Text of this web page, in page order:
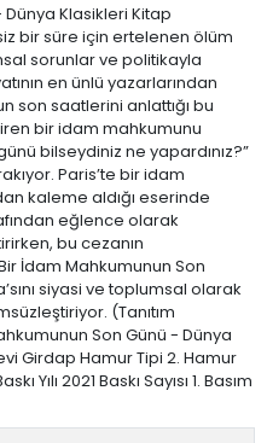
Klasikleri Kitap
bir süre için ertelenen ölüm
sorunlar ve politikayla
en ünlü yazarlarından
son saatlerini anlattığı bu
bir idam mahkumunu
bilseydiniz ne yapardınız?”
Paris’te bir idam
kaleme aldığı eserinde
eğlence olarak
bu cezanın
İdam Mahkumunun Son
siyasi ve toplumsal olarak
(Tanıtım
Son Günü - Dünya
Girdap Hamur Tipi 2. Hamur
Yılı 2021 Baskı Sayısı 1. Basım